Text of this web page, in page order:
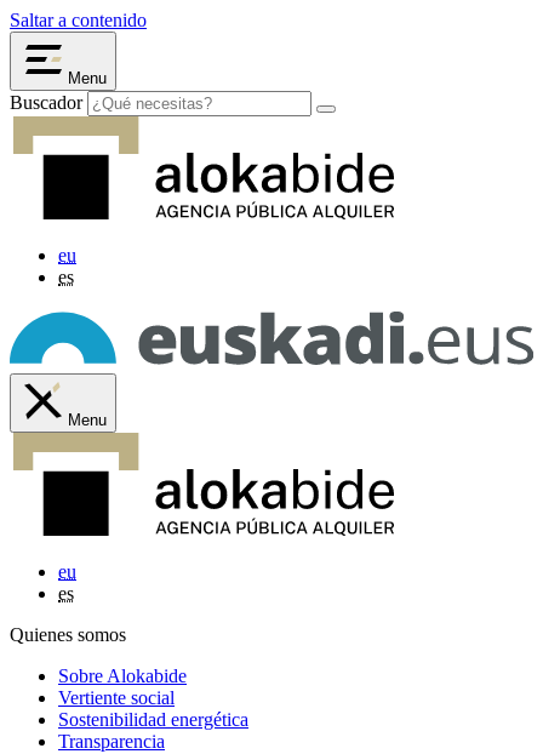
Saltar a contenido
Menu
Buscador
eu
es
Menu
eu
es
Quienes somos
Sobre Alokabide
Vertiente social
Sostenibilidad energética
Transparencia